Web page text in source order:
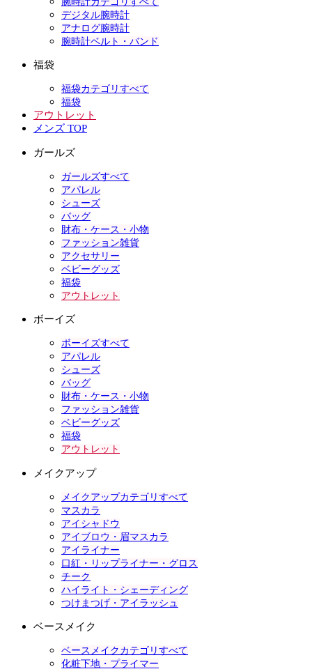
デジタル腕時計
アナログ腕時計
腕時計ベルト・バンド
福袋
福袋カテゴリすべて
福袋
アウトレット
メンズ TOP
ガールズ
ガールズすべて
アパレル
シューズ
バッグ
財布・ケース・小物
ファッション雑貨
アクセサリー
ベビーグッズ
福袋
アウトレット
ボーイズ
ボーイズすべて
アパレル
シューズ
バッグ
財布・ケース・小物
ファッション雑貨
ベビーグッズ
福袋
アウトレット
メイクアップ
メイクアップカテゴリすべて
マスカラ
アイシャドウ
アイブロウ・眉マスカラ
アイライナー
口紅・リップライナー・グロス
チーク
ハイライト・シェーディング
つけまつげ・アイラッシュ
ベースメイク
ベースメイクカテゴリすべて
化粧下地・プライマー